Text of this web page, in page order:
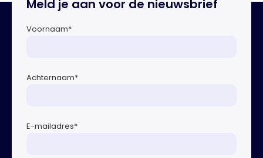
rapport geschreven door het Strategisch Kenniscentrum
Ondermijnende […]
Meld je aan voor de nieuwsbrief
Voornaam*
Achternaam*
E-mailadres*